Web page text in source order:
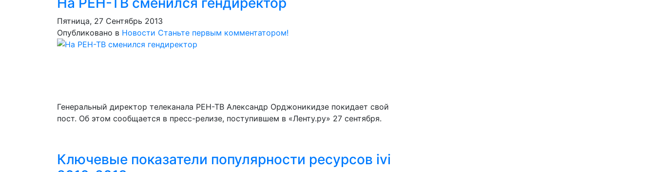
Пятница, 27 Сентябрь 2013
Опубликовано в Новости Станьте первым комментатором!
Генеральный директор телеканала РЕН-ТВ Александр Орджоникидзе покидает свой
пост. Об этом сообщается в пресс-релизе, поступившем в «Ленту.ру» 27 сентября.
Ключевые показатели популярности ресурсов ivi